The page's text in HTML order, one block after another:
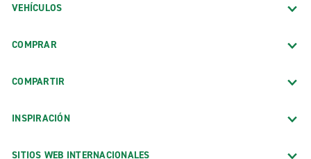
VEHÍCULOS
COMPRAR
COMPARTIR
INSPIRACIÓN
SITIOS WEB INTERNACIONALES